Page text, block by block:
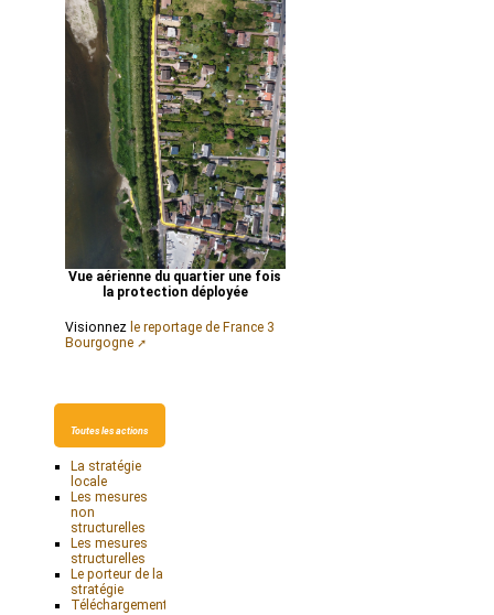
Vue aérienne du quartier une fois
la protection déployée
Visionnez le reportage de France 3
Bourgogne
Toutes les actions
La stratégie
locale
Les mesures
non
structurelles
Les mesures
structurelles
Le porteur de la
stratégie
Téléchargements